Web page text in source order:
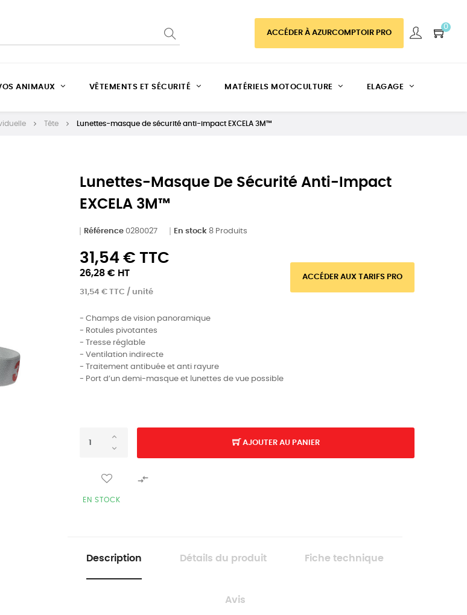
ACCÉDER À AZURCOMPTOIR PRO
0
ANIMAUX VÊTEMENTS ET SÉCURITÉ MATÉRIELS MOTOCULTURE ELAGAGE
Tête Lunettes-masque de sécurité anti-impact EXCELA 3M™
Lunettes-Masque De Sécurité Anti-Impact
EXCELA 3M™
Référence 0280027 En stock 8 Produits
31,54 € TTC
26,28 € HT
31,54 € TTC / unité
ACCÉDER AUX TARIFS PRO
- Champs de vision panoramique
- Rotules pivotantes
- Tresse réglable
- Ventilation indirecte
- Traitement antibuée et anti rayure
- Port d’un demi-masque et lunettes de vue possible
AJOUTER AU PANIER

EN STOCK
Description Détails du produit Fiche technique
Avis